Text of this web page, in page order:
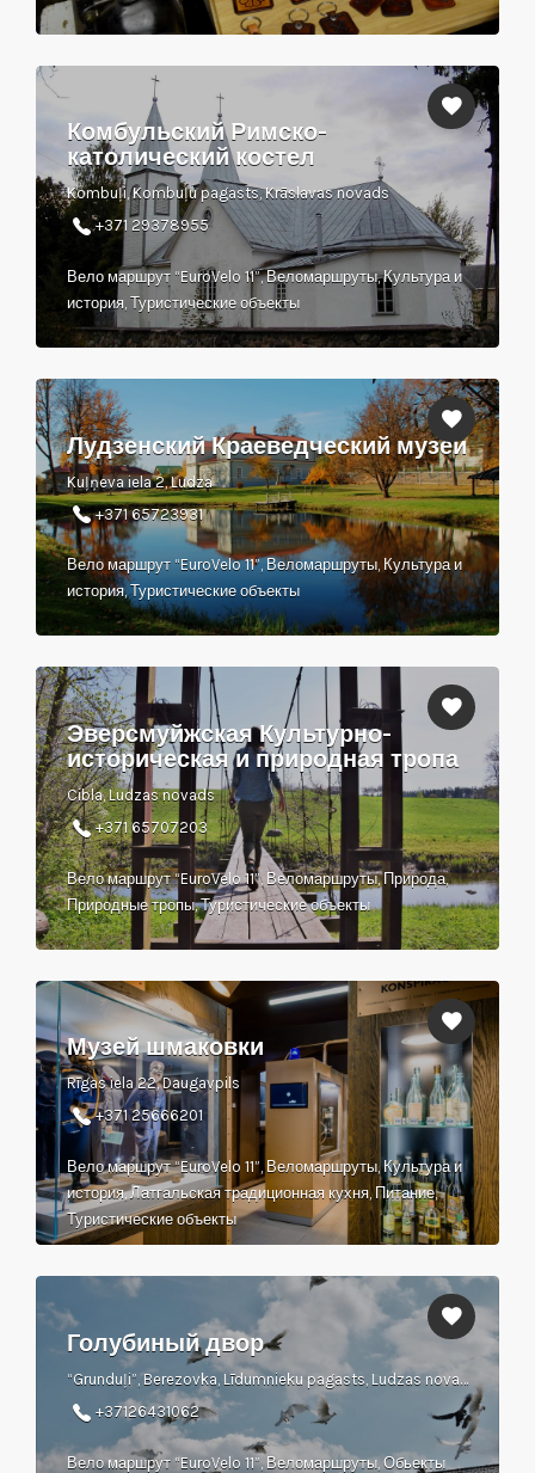
Комбульский Римско-
католический костел
Kombuļi, Kombuļu pagasts, Krāslavas novads
+371 29378955
Вело маршрут “EuroVelo 11”, Веломаршруты, Культура и
история, Туристические объекты
Лудзенский Краеведческий музей
Kuļņeva iela 2, Ludza
+371 65723931
Вело маршрут “EuroVelo 11”, Веломаршруты, Культура и
история, Туристические объекты
Эверсмуйжская Культурно-
историческая и природная тропа
Cibla, Ludzas novads
+371 65707203
Вело маршрут “EuroVelo 11”, Веломаршруты, Природа,
Природные тропы, Туристические объекты
Музей шмаковки
Rīgas iela 22, Daugavpils
+371 25666201
Вело маршрут “EuroVelo 11”, Веломаршруты, Культура и
история, Латгальская традиционная кухня, Питание,
Туристические объекты
Голубиный двор
“Grunduļi”, Berezovka, Līdumnieku pagasts, Ludzas novads
+37126431062
Вело маршрут “EuroVelo 11”, Веломаршруты, Обьекты